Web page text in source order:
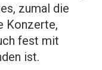
zumal die
Konzerte,
fest mit
ist.